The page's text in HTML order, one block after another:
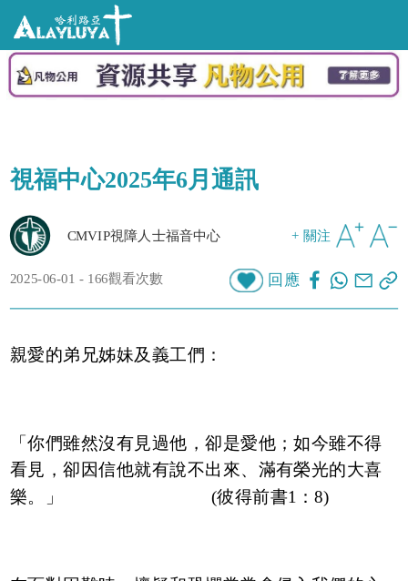
視福中心2025年6月通訊
+ 關注
CMVIP視障人士福音中心
2025-06-01 - 166觀看次數 回應
親愛的弟兄姊妹及義工們：
「你們雖然沒有見過他，卻是愛他；如今雖不得
看見，卻因信他就有說不出來、滿有榮光的大喜
樂。」 (彼得前書1：8)